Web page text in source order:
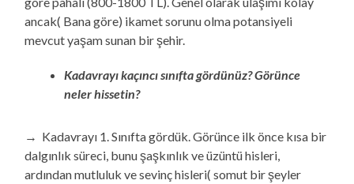
ancak( Bana göre) ikamet sorunu olma potansiyeli
mevcut yaşam sunan bir şehir.
Kadavrayı kaçıncı sınıfta gördünüz? Görünce
neler hissetin?
→ Kadavrayı 1. Sınıfta gördük. Görünce ilk önce kısa bir
dalgınlık süreci, bunu şaşkınlık ve üzüntü hisleri,
ardından mutluluk ve sevinç hisleri( somut bir şeyler